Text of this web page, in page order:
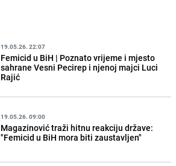
19.05.26. 22:07
Femicid u BiH | Poznato vrijeme i mjesto
sahrane Vesni Pecirep i njenoj majci Luci
Rajić
19.05.26. 09:00
Magazinović traži hitnu reakciju države:
"Femicid u BiH mora biti zaustavljen"